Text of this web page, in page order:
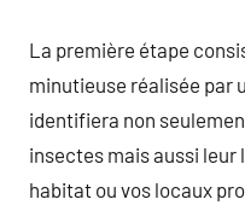
La première étape
minutieuse réalisée par
identifiera non
insectes mais aussi
habitat ou vos locaux